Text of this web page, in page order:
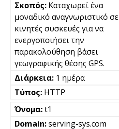
Καταχωρεί ένα
μοναδικό αναγνωριστικό σε
κινητές συσκευές για να
ενεργοποιήσει την
παρακολούθηση βάσει
γεωγραφικής θέσης GPS.
1 ημέρα
HTTP
t1
serving-sys.com